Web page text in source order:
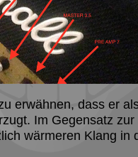
erwähnen, dass er
Im Gegensatz
wärmeren Klang in